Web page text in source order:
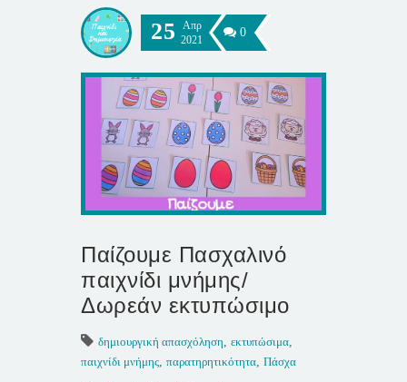
25
Απρ
2021
0
Παίζουμε Πασχαλινό
παιχνίδι μνήμης/
Δωρεάν εκτυπώσιμο
δημιουργική απασχόληση, εκτυπώσιμα,
παιχνίδι μνήμης, παρατηρητικότητα, Πάσχα